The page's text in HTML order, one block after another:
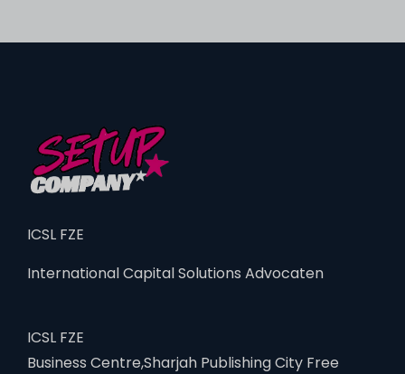
ICSL FZE
International Capital Solutions Advocaten
ICSL FZE
Business Centre,Sharjah Publishing City Free